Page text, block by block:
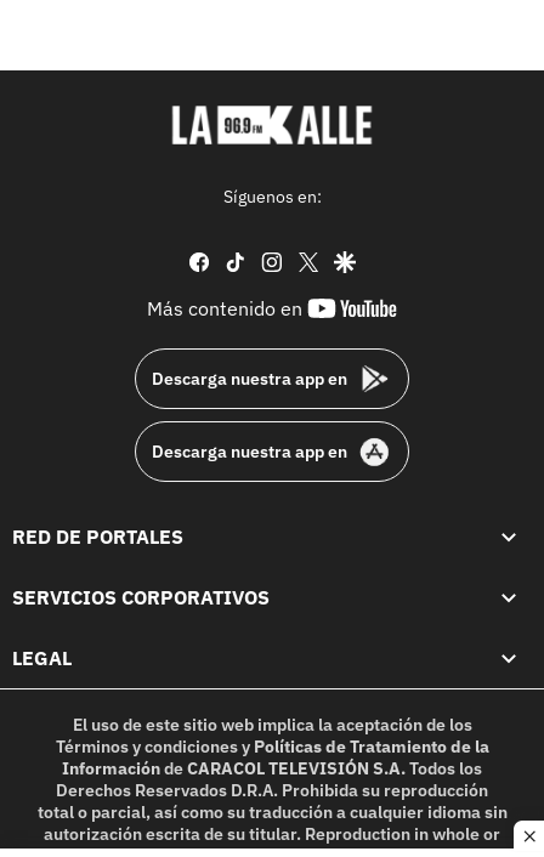
Síguenos en:
facebook
tiktok instagram
twittergoogle
Más contenido en
youtube-
Descarga nuestra app en
Descarga nuestra app en
RED DE PORTALES
SERVICIOS CORPORATIVOS
LEGAL
El uso de este sitio web implica la aceptación de los
Términos y condicionesy Políticas de Tratamiento de la
InformacióndeCARACOL TELEVISIÓN S.A.Todos los
Derechos Reservados D.R.A. Prohibida su reproducción
total o parcial, así como su traducción a cualquier idioma sin
autorización escrita de su titular. Reproduction in whole or